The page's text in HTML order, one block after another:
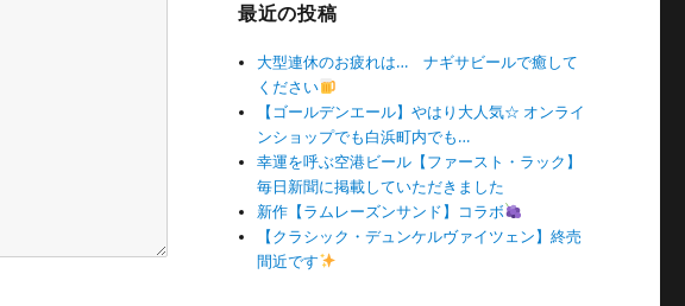
最近の投稿
大型連休のお疲れは… ナギサビールで癒して
ください
【ゴールデンエール】やはり大人気☆ オンライ
ンショップでも白浜町内でも…
幸運を呼ぶ空港ビール【ファースト・ラック】
毎日新聞に掲載していただきました
新作【ラムレーズンサンド】コラボ
【クラシック・デュンケルヴァイツェン】終売
間近です